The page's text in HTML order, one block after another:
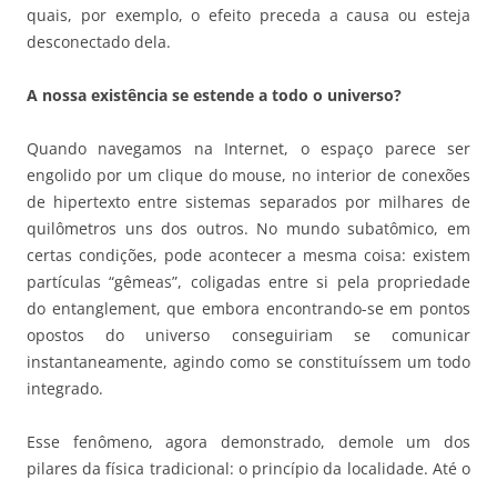
quais, por exemplo, o efeito preceda a causa ou esteja
desconectado dela.
A nossa existência se estende a todo o universo?
Quando navegamos na Internet, o espaço parece ser
engolido por um clique do mouse, no interior de conexões
de hipertexto entre sistemas separados por milhares de
quilômetros uns dos outros. No mundo subatômico, em
certas condições, pode acontecer a mesma coisa: existem
partículas “gêmeas”, coligadas entre si pela propriedade
do entanglement, que embora encontrando-se em pontos
opostos do universo conseguiriam se comunicar
instantaneamente, agindo como se constituíssem um todo
integrado.
Esse fenômeno, agora demonstrado, demole um dos
pilares da física tradicional: o princípio da localidade. Até o